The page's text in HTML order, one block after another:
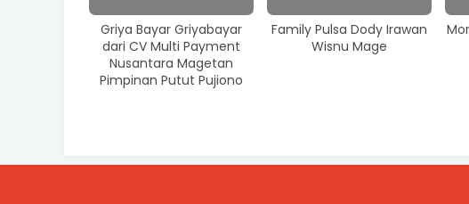
Griya Bayar Griyabayar
dari CV Multi Payment
Nusantara Magetan
Pimpinan Putut Pujiono
Family Pulsa Dody Irawan
Wisnu Mage